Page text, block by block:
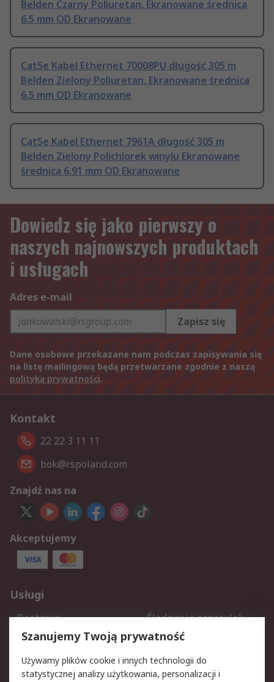
Belden Czarny Poliuretan, Ekranowane średnica
6.5 mm OD Ekranowane
Cat5e Kabel Ethernet 70008PU długość 305 m
Belden Zielony Poliuretan, Ekranowane średnica
6.5 mm OD Ekranowane
Cat5e Kabel Ethernet 7961A długość 305 m
Belden Zielony Polichlorek winylu Ekranowane
średnica 6.91 mm OD Ekranowane
Dowiedz się jako pierwszy o
naszych najnowszych produktach
i usługach
Adres e-mail
Zapisz się
Dane osobowe przekazane nam podczas zapisywania się
na listę mailingową będą przetwarzane zgodnie z naszą
polityką prywatności.
Kontakt
22 22 3 11 11
bok@rspoland.com
Znajdź nas na
Akceptujemy
Usługi
Dostawa
Śledzenie przesyłek
Reklamacje i zwroty
Rejestracja
Szanujemy Twoją prywatność
Używamy plików cookie i innych technologii do
statystycznej analizy użytkowania, personalizacji i